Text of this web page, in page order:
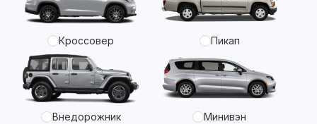
Кроссовер Пикап
Внедорожник Минивэн